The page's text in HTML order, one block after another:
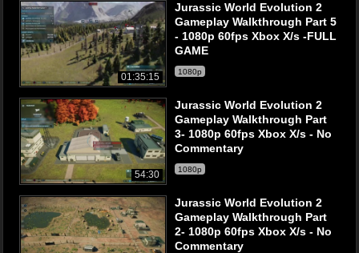
01:35:15
Jurassic World Evolution 2
Gameplay Walkthrough Part 5
- 1080p 60fps Xbox X/s -FULL
GAME
1080p
54:30
Jurassic World Evolution 2
Gameplay Walkthrough Part
3- 1080p 60fps Xbox X/s - No
Commentary
1080p
Jurassic World Evolution 2
Gameplay Walkthrough Part
2- 1080p 60fps Xbox X/s - No
Commentary